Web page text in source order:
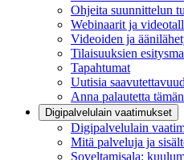
Ohjeita suunnittelun
Webinaarit ja
Videoiden ja
Tilaisuuksien
Tapahtumat
Uutisia
Anna palautetta
Digipalvelulain vaatimukset
Digipalvelulain
Mitä palveluja ja
Soveltamisala: